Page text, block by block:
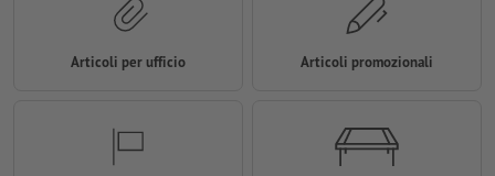
Articoli per ufficio Articoli promozionali